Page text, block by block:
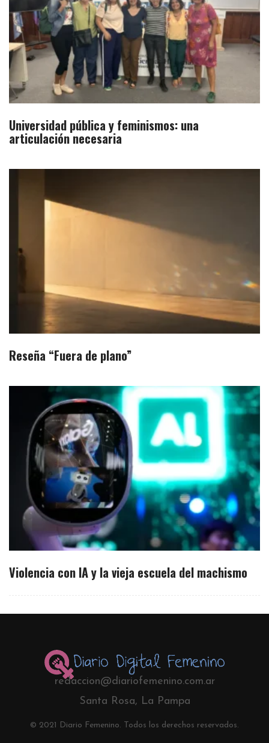
Universidad pública y feminismos: una
articulación necesaria
Reseña “Fuera de plano”
Violencia con IA y la vieja escuela del machismo
redaccion@diariofemenino.com.ar
Santa Rosa, La Pampa
© 2021 Diario Femenino. Todos los derechos reservados.